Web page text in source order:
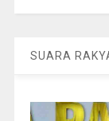
SUARA